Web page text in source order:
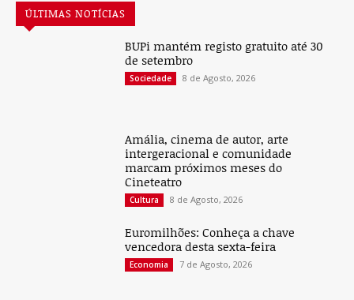
ÚLTIMAS NOTÍCIAS
BUPi mantém registo gratuito até 30
de setembro
Sociedade 8 de Agosto, 2026
Amália, cinema de autor, arte
intergeracional e comunidade
marcam próximos meses do
Cineteatro
Cultura 8 de Agosto, 2026
Euromilhões: Conheça a chave
vencedora desta sexta-feira
Economia 7 de Agosto, 2026